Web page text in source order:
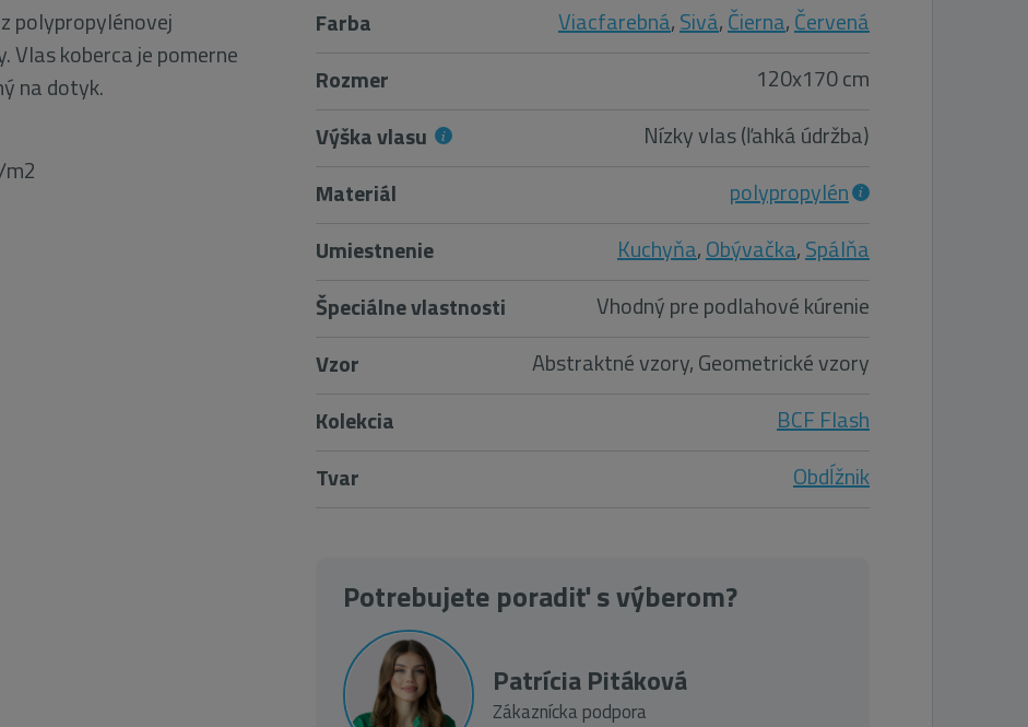
polypropylénovej
Vlas koberca je pomerne
na dotyk.
Farba Viacfarebná,Sivá,Čierna,Červená
Rozmer
120x170 cm
Výška vlasu
Nízky vlas (ľahká údržba)
Materiál
polypropylén
Umiestnenie
Kuchyňa,Obývačka,Spálňa
Špeciálne vlastnosti
Vhodný pre podlahové kúrenie
Vzor
Abstraktné vzory, Geometrické vzory
Kolekcia
BCF Flash
Tvar
Obdĺžnik
Potrebujete poradiť s výberom?
Patrícia Pitáková
Zákaznícka podpora